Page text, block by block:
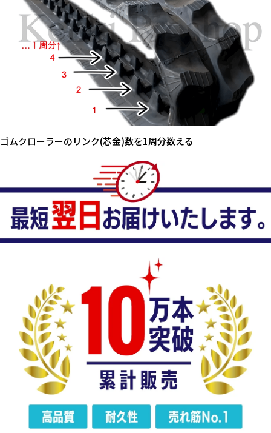
ゴムクローラーのリンク(芯金)数を1周分数える